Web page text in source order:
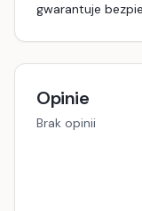
gwarantuje
Opinie
Brak opinii